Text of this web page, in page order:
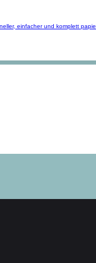
einfacher und komplett